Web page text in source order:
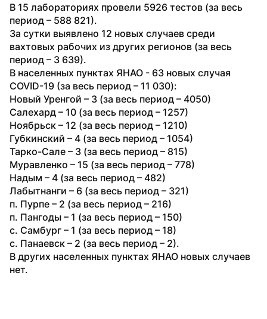
В 15 лабораториях провели 5926 тестов (за весь
период – 588 821).
За сутки выявлено 12 новых случаев среди
вахтовых рабочих из других регионов (за весь
период – 3 639).
В населенных пунктах ЯНАО - 63 новых случая
COVID-19 (за весь период – 11 030):
Новый Уренгой – 3 (за весь период – 4050)
Салехард – 10 (за весь период – 1257)
Ноябрьск – 12 (за весь период – 1210)
Губкинский – 4 (за весь период – 1054)
Тарко-Сале – 3 (за весь период – 815)
Муравленко – 15 (за весь период – 778)
Надым – 4 (за весь период – 482)
Лабытнанги – 6 (за весь период – 321)
п. Пурпе – 2 (за весь период – 216)
п. Пангоды – 1 (за весь период – 150)
с. Самбург – 1 (за весь период – 18)
с. Панаевск – 2 (за весь период – 2).
В других населенных пунктах ЯНАО новых случаев
нет.